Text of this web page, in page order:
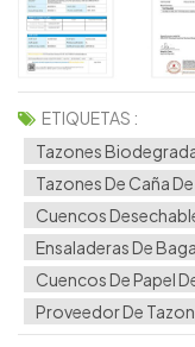
ETIQUETAS :
Tazones
Tazones De Caña
Cuencos
Ensaladeras De
Cuencos De Papel
Proveedor De